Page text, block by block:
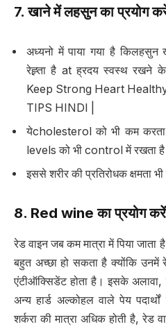
7.खाने में लहसुन का प्रयोग
अध्यनो में पाया गया है
रेह्र्ता है at ह्रदय स्वस्थ
Keep Strong Heart
TIPS HINDI |
येcholesterol को भी कम
levels को भी control में रखता है |
इससे शरीर की प्रतिरोधक क्षमता भी
8. Red wineका प्रयोग करें
रेड वाइन जब कम मात्रा में पिया
बहुत अच्छा हो सकता है क्योंकि उनमें
एंटीऑक्सिडेंट होता है। इसके अलावा,
अन्य हार्ड अल्कोहल वाले पेय
शर्करा की मात्रा अधिक होती है,